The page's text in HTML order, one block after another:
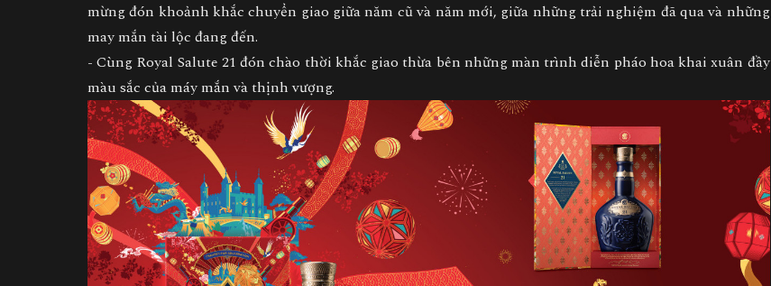
mừng đón khoảnh khắc chuyển giao giữa năm cũ và năm mới, giữa những trải nghiệm đã qua và những
may mắn tài lộc đang đến.
- Cùng Royal Salute 21 đón chào thời khắc giao thừa bên những màn trình diễn pháo hoa khai xuân đầy
màu sắc của máy mắn và thịnh vượng.